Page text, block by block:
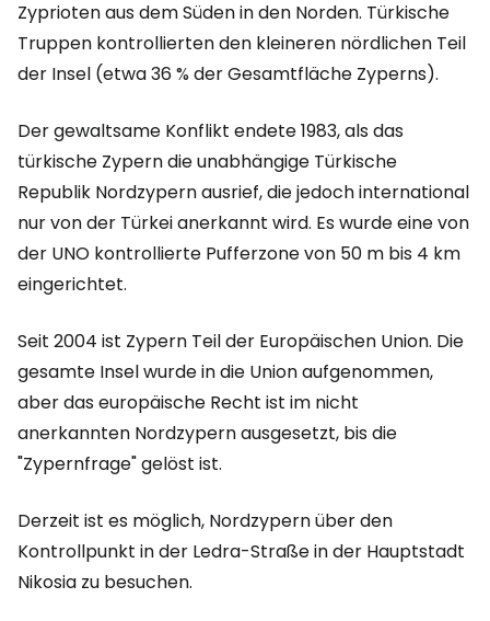
Zyprioten aus dem Süden in den Norden. Türkische
Truppen kontrollierten den kleineren nördlichen Teil
der Insel (etwa 36 % der Gesamtfläche Zyperns).
Der gewaltsame Konflikt endete 1983, als das
türkische Zypern die unabhängige Türkische
Republik Nordzypern ausrief, die jedoch international
nur von der Türkei anerkannt wird. Es wurde eine von
der UNO kontrollierte Pufferzone von 50 m bis 4 km
eingerichtet.
Seit 2004 ist Zypern Teil der Europäischen Union. Die
gesamte Insel wurde in die Union aufgenommen,
aber das europäische Recht ist im nicht
anerkannten Nordzypern ausgesetzt, bis die
"Zypernfrage" gelöst ist.
Derzeit ist es möglich, Nordzypern über den
Kontrollpunkt in der Ledra-Straße in der Hauptstadt
Nikosia zu besuchen.